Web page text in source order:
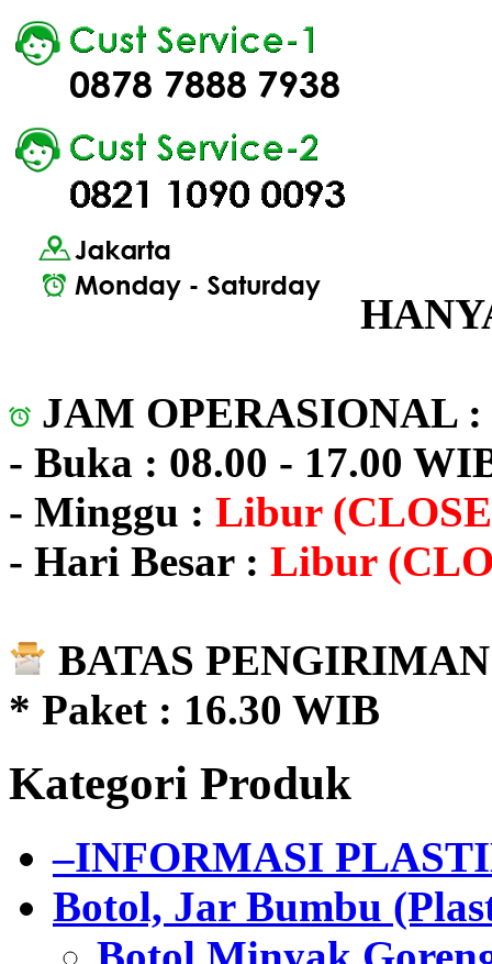
JAM OPERASIONAL :
- Buka : 08.00 - 17.00
- Minggu : Libur
- Hari Besar : Libur
BATAS
* Paket : 16.30 WIB
Kategori Produk
–INFORMASI
Botol, Jar Bumbu